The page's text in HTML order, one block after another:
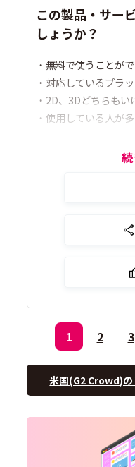
この製品・サー
しょうか？
・無料で使うことが
・対応しているプラ
・2D、3Dどちらもい
・使用している人が
1 2 3
米国(G2 Crowd)